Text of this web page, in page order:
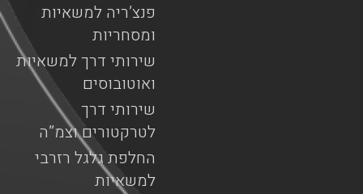
פנצ’ריה למשאיות
ומסחריות
שירותי דרך למשאיות
ואוטובוסים
שירותי דרך
לטרקטורים וצמ”ה
החלפת גלגל רזרבי
למשאיות